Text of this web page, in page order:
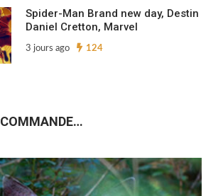
Spider-Man Brand new day, Destin
Daniel Cretton, Marvel
3 jours ago 124